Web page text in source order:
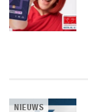
NIEUWS